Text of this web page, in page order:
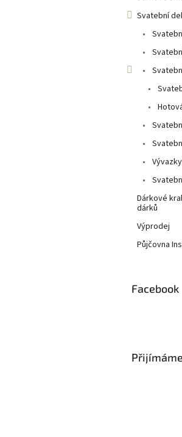
Svatební
Dárkové
dárků
Výprodej
Půjčovna
Facebook